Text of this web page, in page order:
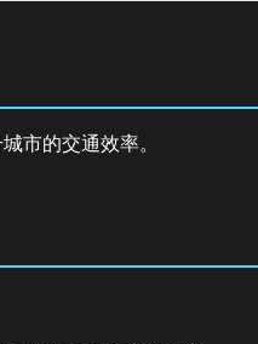
市的交通效率。